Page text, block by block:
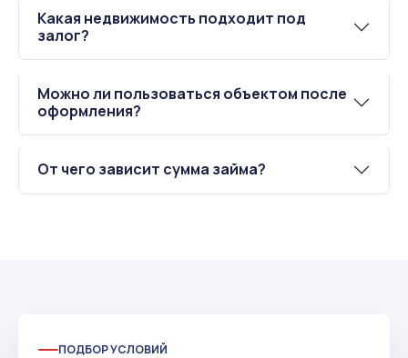
Какая недвижимость подходит под
залог?
Можно ли пользоваться объектом после
оформления?
От чего зависит сумма займа?
ПОДБОР УСЛОВИЙ